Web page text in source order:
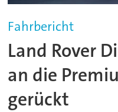
Fahrbericht
Land Rover
an die
gerückt